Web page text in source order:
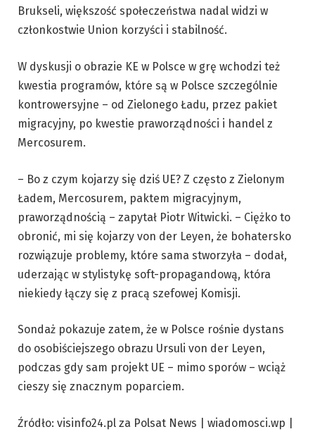
Brukseli, większość społeczeństwa nadal widzi w
członkostwie Union korzyści i stabilność.
W dyskusji o obrazie KE w Polsce w grę wchodzi też
kwestia programów, które są w Polsce szczególnie
kontrowersyjne – od Zielonego Ładu, przez pakiet
migracyjny, po kwestie praworządności i handel z
Mercosurem.
– Bo z czym kojarzy się dziś UE? Z często z Zielonym
Ładem, Mercosurem, paktem migracyjnym,
praworządnością – zapytał Piotr Witwicki. – Ciężko to
obronić, mi się kojarzy von der Leyen, że bohatersko
rozwiązuje problemy, które sama stworzyła – dodał,
uderzając w stylistykę soft-propagandową, która
niekiedy łączy się z pracą szefowej Komisji.
Sondaż pokazuje zatem, że w Polsce rośnie dystans
do osobiściejszego obrazu Ursuli von der Leyen,
podczas gdy sam projekt UE – mimo sporów – wciąż
cieszy się znacznym poparciem.
Źródło: visinfo24.pl za Polsat News | wiadomosci.wp |